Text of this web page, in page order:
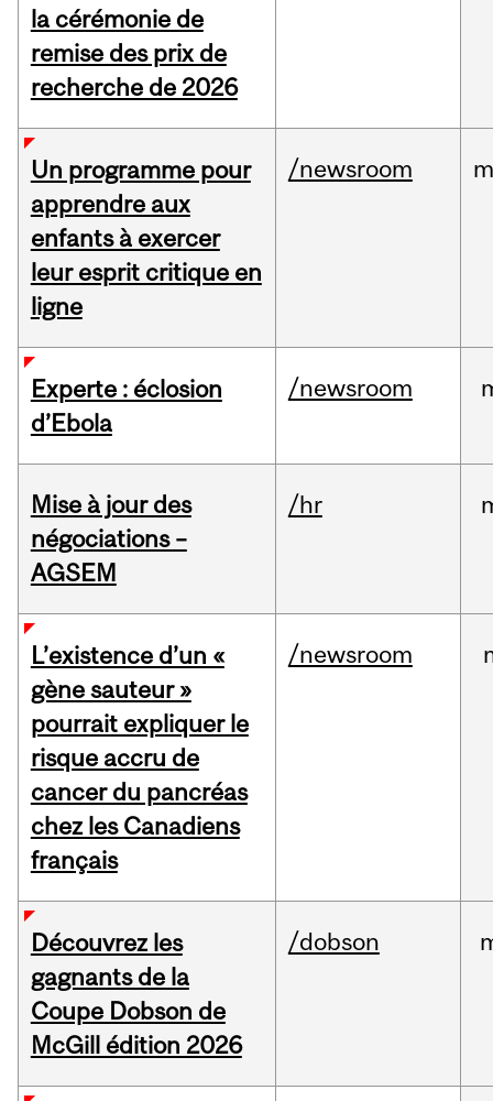
la cérémonie de
remise des prix de
recherche de 2026
Un programme pour
apprendre aux
enfants à exercer
leur esprit critique en
ligne
/newsroom
Experte : éclosion
d’Ebola
/newsroom
Mise à jour des
négociations –
AGSEM
/hr
L’existence d’un «
gène sauteur »
pourrait expliquer le
risque accru de
cancer du pancréas
chez les Canadiens
français
/newsroom
Découvrez les
gagnants de la
Coupe Dobson de
McGill édition 2026
/dobson